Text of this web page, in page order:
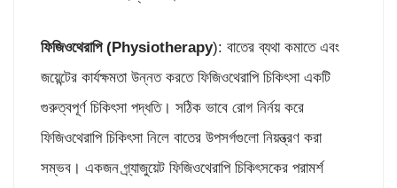
ফিজিওথেরাপি (Physiotherapy): বাতের ব্যথা কমাতে এবং
জয়েন্টের কার্যক্ষমতা উন্নত করতে ফিজিওথেরাপি চিকিৎসা একটি
গুরুত্বপূর্ণ চিকিৎসা পদ্ধতি। সঠিক ভাবে রোগ নির্নয় করে
ফিজিওথেরাপি চিকিৎসা নিলে বাতের উপসর্গগুলো নিয়ন্ত্রণ করা
সম্ভব। একজন গ্র্যাজুয়েট ফিজিওথেরাপি চিকিৎসকের পরামর্শ